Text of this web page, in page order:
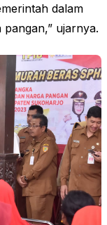
dalam
ujarnya.